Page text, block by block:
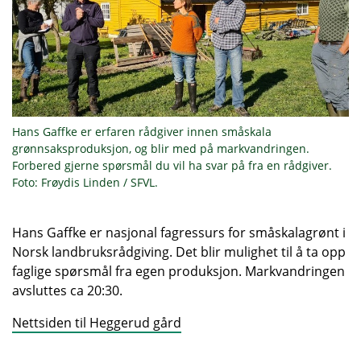
Hans Gaffke er erfaren rådgiver innen småskala
grønnsaksproduksjon, og blir med på markvandringen.
Forbered gjerne spørsmål du vil ha svar på fra en rådgiver.
Foto: Frøydis Linden / SFVL.
Hans Gaffke er nasjonal fagressurs for småskalagrønt i
Norsk landbruksrådgiving. Det blir mulighet til å ta opp
faglige spørsmål fra egen produksjon. Markvandringen
avsluttes ca 20:30.
Nettsiden til Heggerud gård